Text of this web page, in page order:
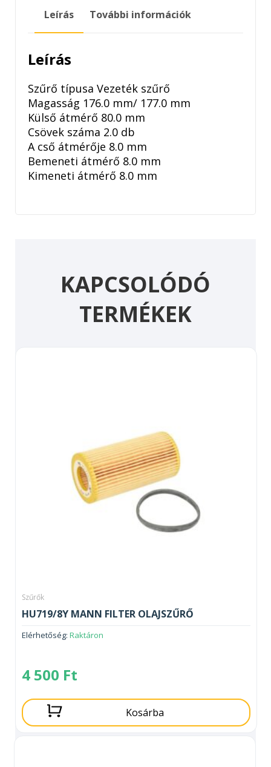
Leírás További információk
Leírás
Szűrő típusa Vezeték szűrő
Magasság 176.0 mm/ 177.0 mm
Külső átmérő 80.0 mm
Csövek száma 2.0 db
A cső átmérője 8.0 mm
Bemeneti átmérő 8.0 mm
Kimeneti átmérő 8.0 mm
KAPCSOLÓDÓ
TERMÉKEK
Szűrők
HU719/8Y MANN FILTER OLAJSZŰRŐ
Elérhetőség: Raktáron
4 500 Ft
Kosárba